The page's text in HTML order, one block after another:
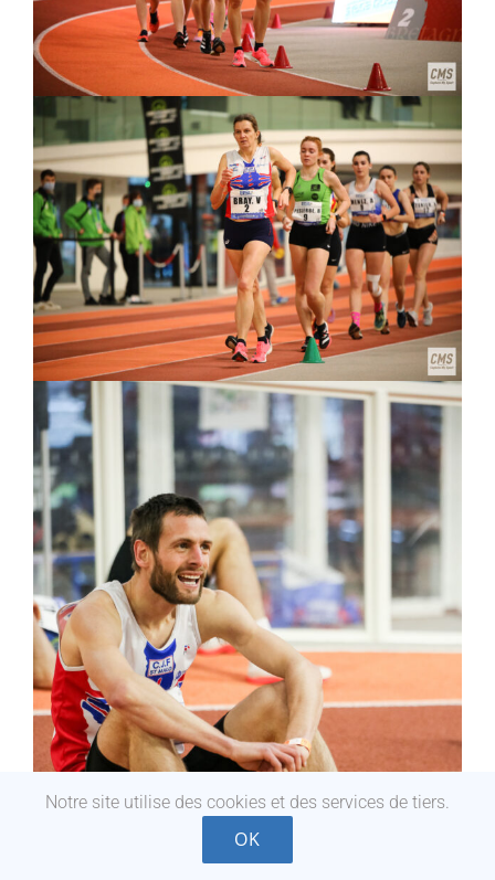
Notre site utilise des cookies et des services de tiers.
OK